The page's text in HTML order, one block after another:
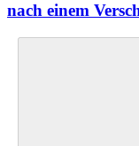
nach einem